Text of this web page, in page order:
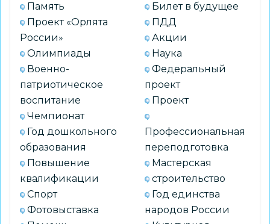
наставников-
просветителей
Память
Проект «Орлята
России»
Олимпиады
Военно-
патриотическое
воспитание
Чемпионат
Год дошкольного
образования
Повышение
квалификации
Спорт
Фотовыставка
Билет в будущее
ПДД
Акции
Наука
Федеральный
проект
Проект
Профессиональная
переподготовка
Мастерская
строительство
Год единства
народов России